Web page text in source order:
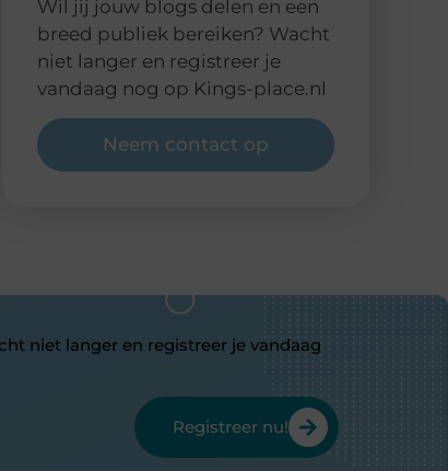
Wil jij jouw blogs delen en een
breed publiek bereiken? Wacht
niet langer en registreer je
vandaag nog op Kings-place.nl
Neem contact op
niet langer en registreer je vandaag
Registreer nu!